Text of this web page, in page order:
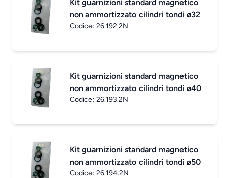
Kit guarnizioni standard magnetico
non ammortizzato cilindri tondi ø32
Codice: 26.192.2N
Kit guarnizioni standard magnetico
non ammortizzato cilindri tondi ø40
Codice: 26.193.2N
Kit guarnizioni standard magnetico
non ammortizzato cilindri tondi ø50
Codice: 26.194.2N